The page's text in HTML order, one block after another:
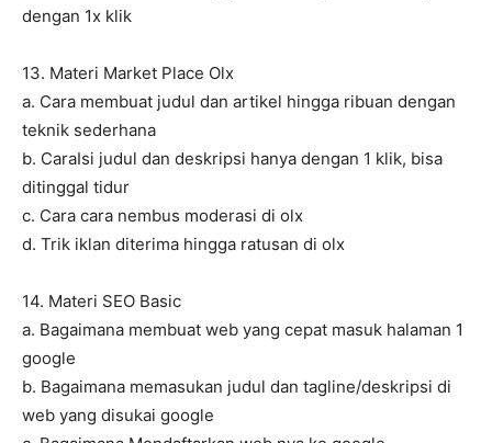
dengan 1x klik
13. Materi Market Place Olx
a. Cara membuat judul dan artikel hingga ribuan dengan
teknik sederhana
b. CaraIsi judul dan deskripsi hanya dengan 1 klik, bisa
ditinggal tidur
c. Cara cara nembus moderasi di olx
d. Trik iklan diterima hingga ratusan di olx
14. Materi SEO Basic
a. Bagaimana membuat web yang cepat masuk halaman 1
google
b. Bagaimana memasukan judul dan tagline/deskripsi di
web yang disukai google